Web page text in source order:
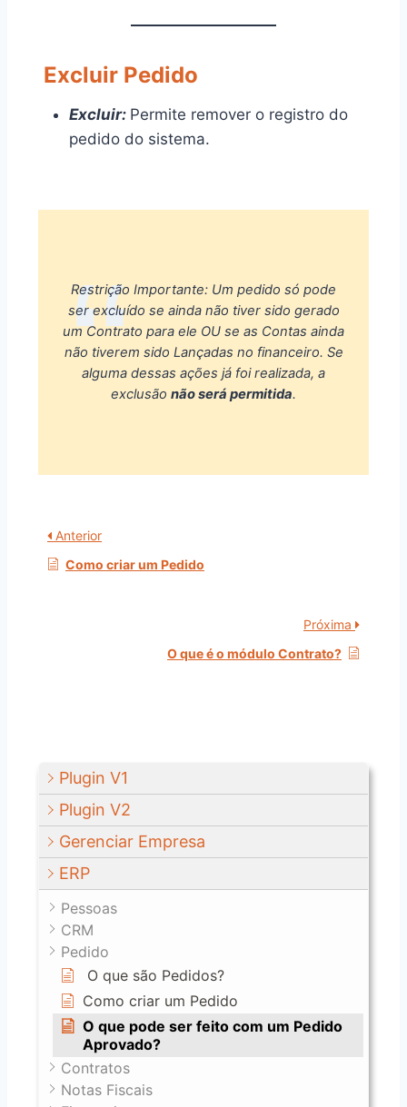
Plugin V1
Plugin V2
Gerenciar Empresa
ERP
Pessoas
CRM
Pedido
O que são Pedidos?
Como criar um Pedido
O que pode ser feito com um Pedido
Aprovado?
Contratos
Notas Fiscais
Excluir Pedido
Excluir: Permite remover o registro do
pedido do sistema.
Restrição Importante: Um pedido só pode
ser excluído se ainda não tiver sido gerado
um Contrato para ele OU se as Contas ainda
não tiverem sido Lançadas no financeiro. Se
alguma dessas ações já foi realizada, a
exclusão não será permitida.
Anterior
Como criar um Pedido
Próxima
O que é o módulo Contrato?